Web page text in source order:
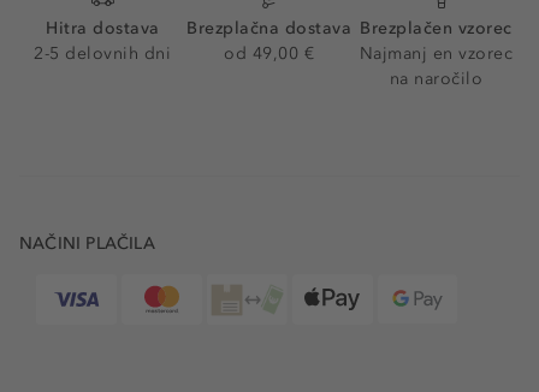
Hitra dostava
2-5 delovnih dni
Brezplačna dostava
od 49,00 €
Brezplačen vzorec
Najmanj en vzorec
na naročilo
NAČINI PLAČILA